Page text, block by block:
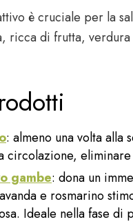
è cruciale per la
ricca di frutta,
: almeno una volta
circolazione,
gambe: dona un
e rosmarino
Ideale nella fase